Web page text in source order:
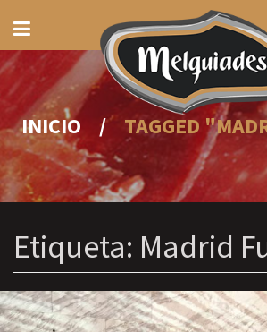
INICIO / TAGGED
Etiqueta: Madrid